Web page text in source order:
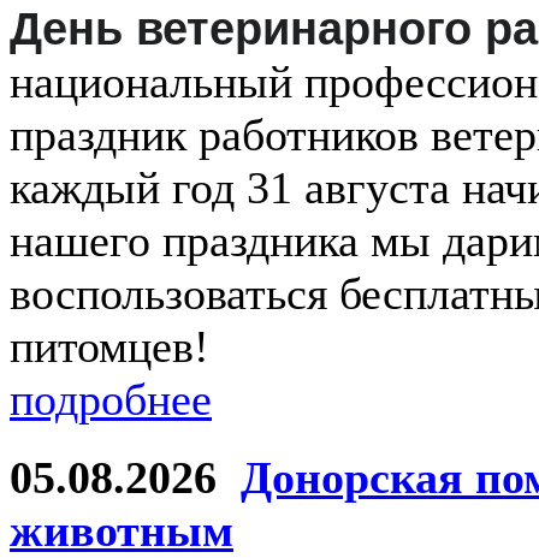
День ветеринарного
национальный
праздник работников
каждый год 31 августа
нашего праздника мы
воспользоваться
питомцев!
подробнее
05.08.2026 Донорская
животным